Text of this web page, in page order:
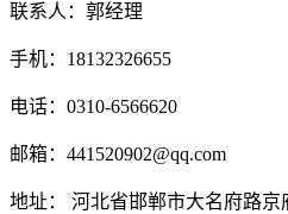
联系人：郭经理
手机：18132326655
电话：0310-6566620
邮箱：441520902@qq.com
地址： 河北省邯郸市大名府路京